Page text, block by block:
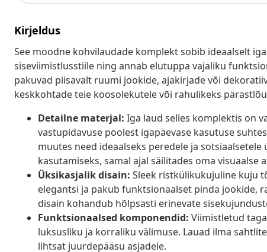
Kirjeldus
See moodne kohvilaudade komplekt sobib ideaalselt
siseviimistlusstiile ning annab elutuppa vajaliku
pakuvad piisavalt ruumi jookide, ajakirjade või
keskkohtade teie koosolekutele või rahulikeks
Detailne materjal: Iga laud selles komplektis on
vastupidavuse poolest igapäevase kasutuse
muutes need ideaalseks peredele ja
kasutamiseks, samal ajal säilitades oma visuaalse
Üksikasjalik disain: Sleek ristkülikukujuline kuju
elegantsi ja pakub funktsionaalset pinda jookide,
disain kohandub hõlpsasti erinevate
Funktsionaalsed komponendid: Viimistletud
luksusliku ja korraliku välimuse. Lauad ilma
lihtsat juurdepääsu asjadele.